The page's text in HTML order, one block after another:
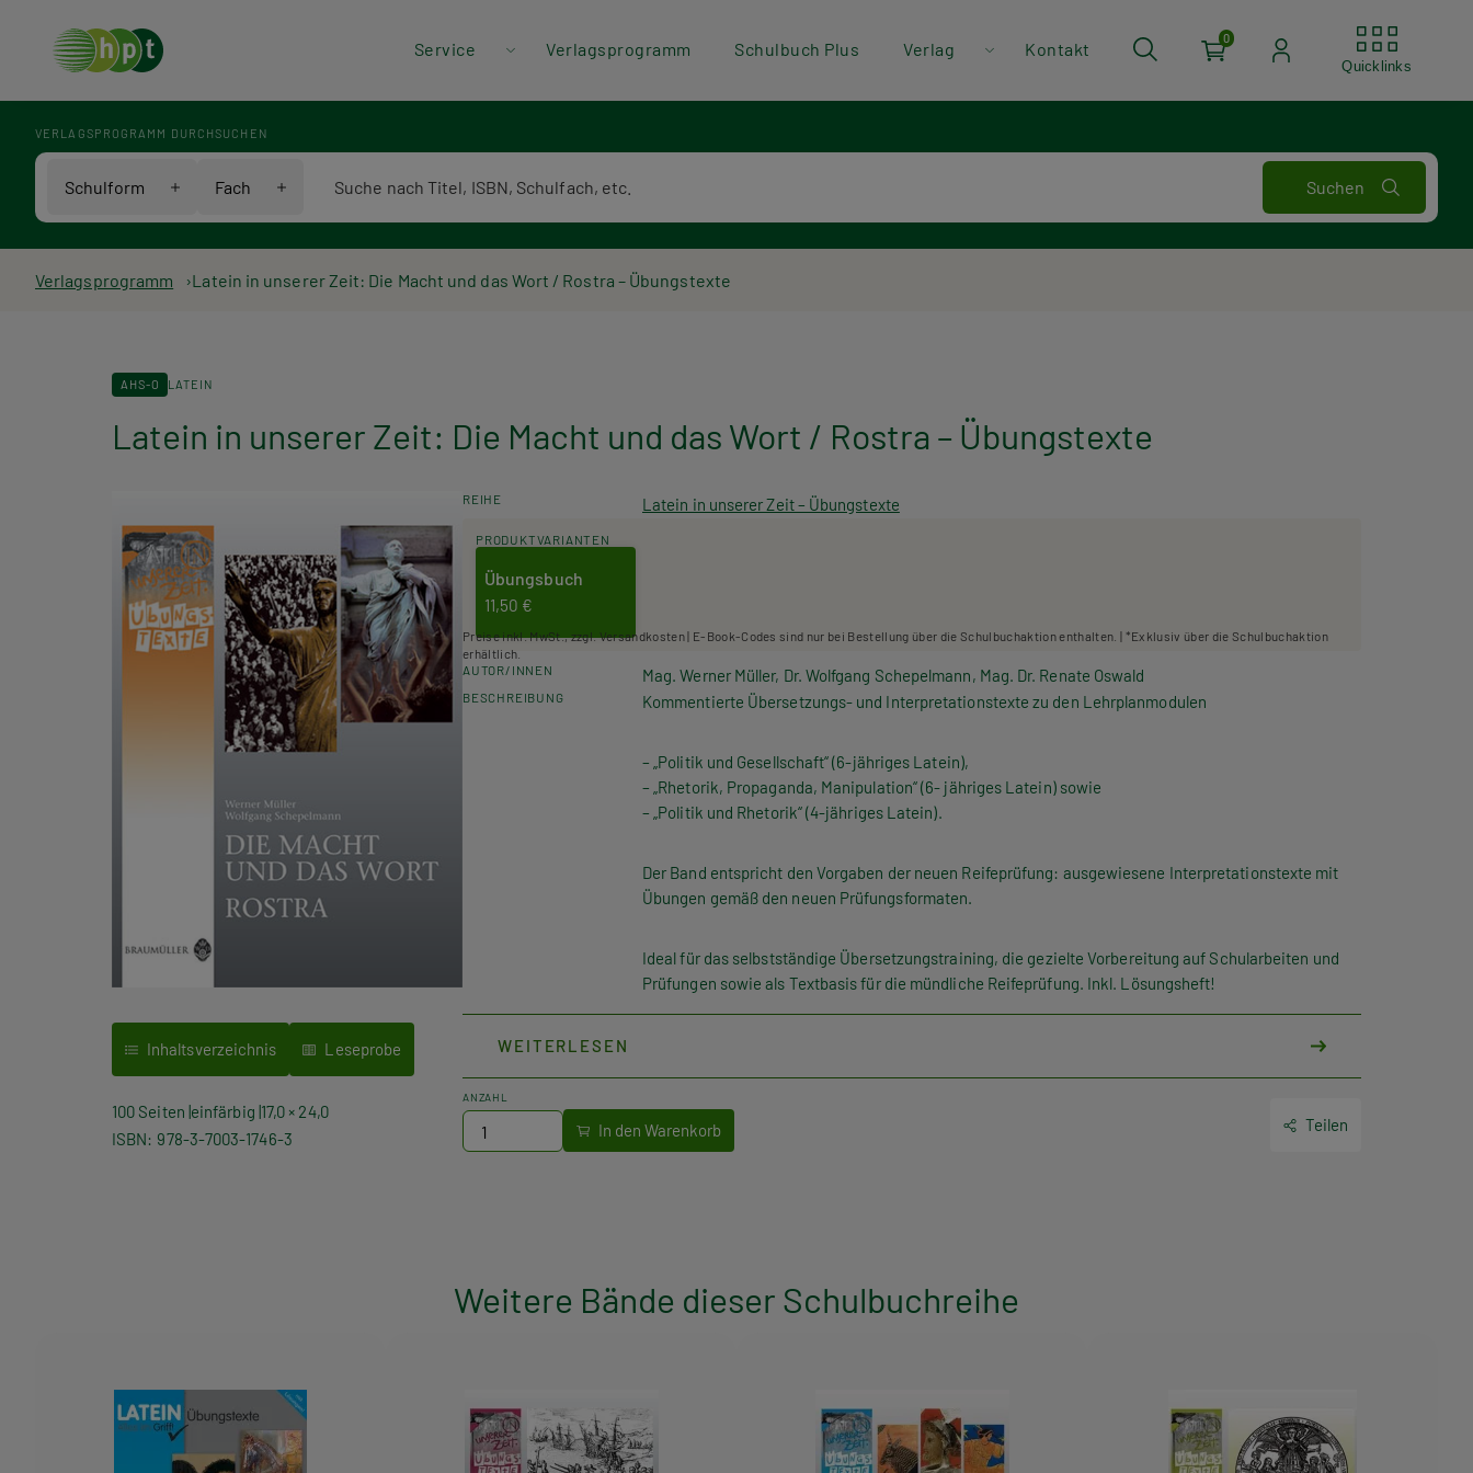
Header
Menü
Service Verlagsprogramm Schulbuch Plus Verlag Kontakt
0
Quicklinks
VERLAGSPROGRAMM DURCHSUCHEN
Schulform Fach
Pfadnavigation
Verlagsprogramm Latein in unserer Zeit: Die Macht und das Wort / Rostra – Übungstexte
AHS-O LATEIN
Latein in unserer Zeit: Die Macht und das Wort / Rostra – Übungstexte
Inhaltsverzeichnis Leseprobe
100 Seiten einfärbig 17,0 × 24,0
ISBN
978-3-7003-1746-3
REIHE Latein in unserer Zeit – Übungstexte
PRODUKTVARIANTEN
Übungsbuch
11,50 €
Preise inkl. MwSt., zzgl. Versandkosten | E-Book-Codes sind nur bei Bestellung über die Schulbuchaktion enthalten. | *Exklusiv über die Schulbuchaktion
erhältlich.
AUTOR/INNEN
Mag. Werner Müller, Dr. Wolfgang Schepelmann, Mag. Dr. Renate Oswald
BESCHREIBUNG Kommentierte Übersetzungs- und Interpretationstexte zu den Lehrplanmodulen
– „Politik und Gesellschaft“ (6-jähriges Latein),
– „Rhetorik, Propaganda, Manipulation“ (6- jähriges Latein) sowie
– „Politik und Rhetorik“ (4-jähriges Latein).
Der Band entspricht den Vorgaben der neuen Reifeprüfung: ausgewiesene Interpretationstexte mit
Übungen gemäß den neuen Prüfungsformaten.
Ideal für das selbstständige Übersetzungstraining, die gezielte Vorbereitung auf Schularbeiten und
Prüfungen sowie als Textbasis für die mündliche Reifeprüfung. Inkl. Lösungsheft!
WEITERLESEN
ANZAHL
Teilen
Weitere Bände dieser Schulbuchreihe